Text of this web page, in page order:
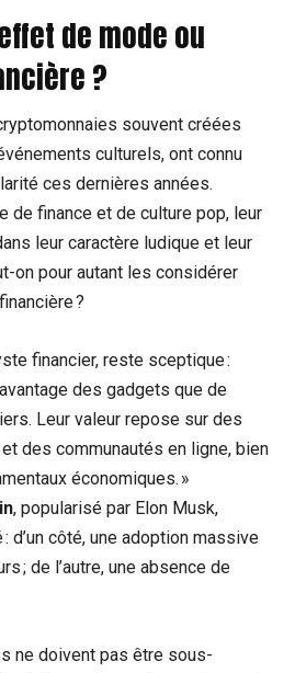
de mode ou
?
souvent créées
culturels, ont connu
ces dernières années.
de finance et de culture pop, leur
leur caractère ludique et leur
on pour autant les considérer
?
financier, reste sceptique :
des gadgets que de
Leur valeur repose sur des
des communautés en ligne, bien
économiques. »
, popularisé par Elon Musk,
d’un côté, une adoption massive
; de l’autre, une absence de
ne doivent pas être sous-